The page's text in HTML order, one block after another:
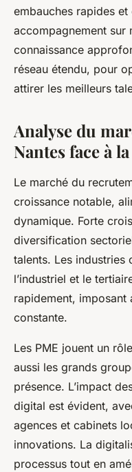
embauches rapides et
accompagnement sur
connaissance
réseau étendu, pour
attirer les meilleurs
Analyse du
Nantes face à
Le marché du
croissance notable,
dynamique. Forte
diversification
talents. Les industries
l’industriel et le
rapidement, imposant
constante.
Les PME jouent un
aussi les grands
présence. L’impact
digital est évident,
agences et cabinets
innovations. La
processus tout en